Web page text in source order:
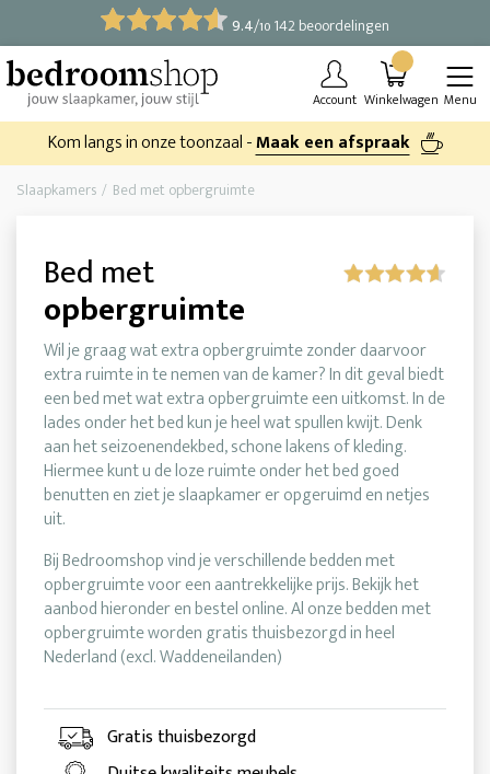
9.4/10 142 beoordelingen
Account Winkelwagen Menu
Kom langs in onze toonzaal -Maak een afspraak
Slaapkamers Bed met opbergruimte
Bed met
opbergruimte
Wil je graag wat extra opbergruimte zonder daarvoor
extra ruimte in te nemen van de kamer? In dit geval biedt
een bed met wat extra opbergruimte een uitkomst. In de
lades onder het bed kun je heel wat spullen kwijt. Denk
aan het seizoenendekbed, schone lakens of kleding.
Hiermee kunt u de loze ruimte onder het bed goed
benutten en ziet je slaapkamer er opgeruimd en netjes
uit.
Bij Bedroomshop vind je verschillende bedden met
opbergruimte voor een aantrekkelijke prijs. Bekijk het
aanbod hieronder en bestel online. Al onze bedden met
opbergruimte worden gratis thuisbezorgd in heel
Nederland (excl. Waddeneilanden)
Gratis thuisbezorgd